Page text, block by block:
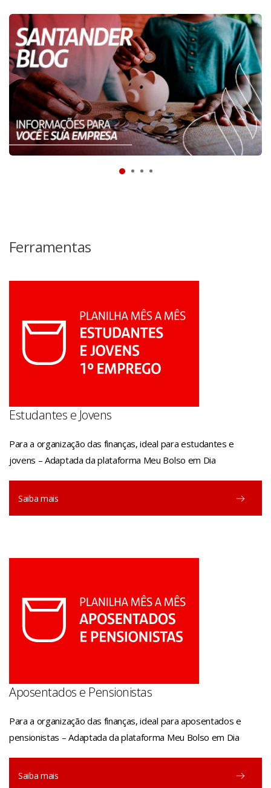
Ferramentas
Estudantes e Jovens
Para a organização das finanças, ideal para estudantes e
jovens – Adaptada da plataforma Meu Bolso em Dia
Saiba mais
Aposentados e Pensionistas
Para a organização das finanças, ideal para aposentados e
pensionistas – Adaptada da plataforma Meu Bolso em Dia
Saiba mais